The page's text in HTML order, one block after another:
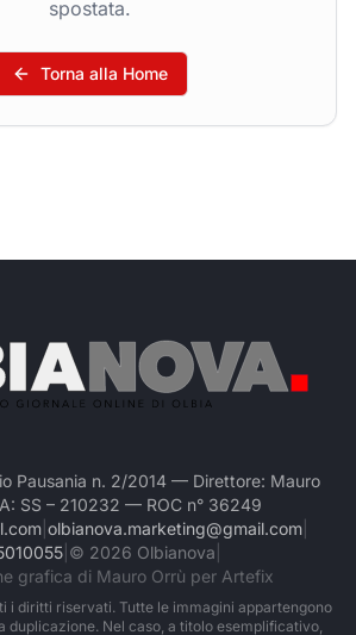
spostata.
Torna alla Home
Pausania n. 2/2014 — Direttore: Mauro
SS – 210232 — ROC n° 36249
olbianova.marketing@gmail.com
| © 2026 Olbianova
grafica di Mauro Orrù per Artefix
i diritti riservati. Tutte le immagini appartengono
duplicazione. Nel caso, a titolo esemplificativo,